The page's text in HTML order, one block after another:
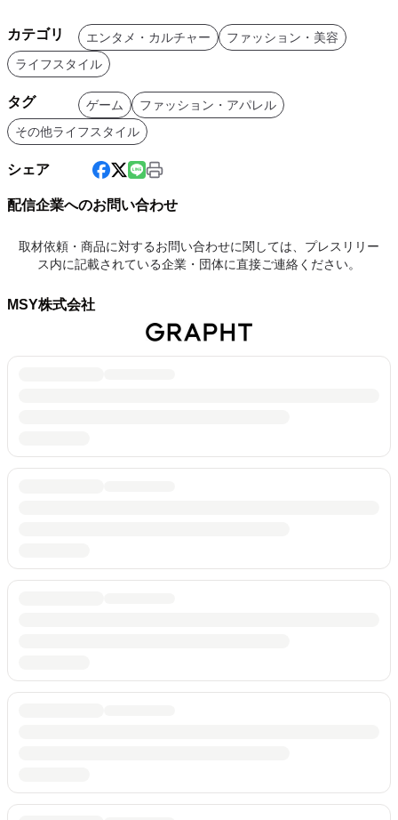
カテゴリ エンタメ・カルチャー
ファッション・美容
ライフスタイル
タグ ゲーム
ファッション・アパレル
その他ライフスタイル
シェア
配信企業へのお問い合わせ
取材依頼・商品に対するお問い合わせに関しては、プレスリリー
ス内に記載されている企業・団体に直接ご連絡ください。
MSY株式会社